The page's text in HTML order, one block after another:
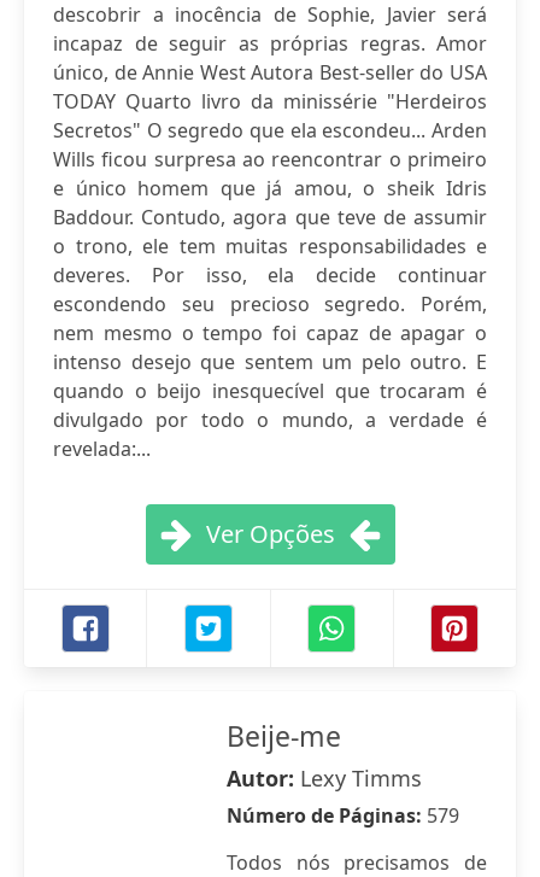
descobrir a inocência de Sophie, Javier será
incapaz de seguir as próprias regras. Amor
único, de Annie West Autora Best-seller do USA
TODAY Quarto livro da minissérie "Herdeiros
Secretos" O segredo que ela escondeu... Arden
Wills ficou surpresa ao reencontrar o primeiro
e único homem que já amou, o sheik Idris
Baddour. Contudo, agora que teve de assumir
o trono, ele tem muitas responsabilidades e
deveres. Por isso, ela decide continuar
escondendo seu precioso segredo. Porém,
nem mesmo o tempo foi capaz de apagar o
intenso desejo que sentem um pelo outro. E
quando o beijo inesquecível que trocaram é
divulgado por todo o mundo, a verdade é
revelada:...
Ver Opções
Beije-me
Autor: Lexy Timms
Número de Páginas: 579
Todos nós precisamos de